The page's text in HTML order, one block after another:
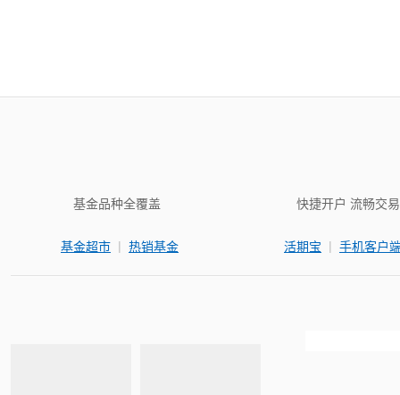
基金品种全覆盖
基金超市 | 热销基金
快捷开户 流畅交易
活期宝 | 手机客户